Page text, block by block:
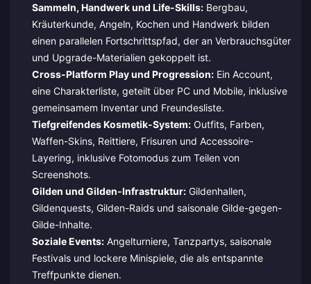
Sammeln, Handwerk und Life-Skills:Bergbau,
Kräuterkunde, Angeln, Kochen und Handwerk bilden
einen parallelen Fortschrittspfad, der an Verbrauchsgüter
und Upgrade-Materialien gekoppelt ist.
Cross-Platform Play und Progression:Ein Account,
eine Charakterliste, geteilt über PC und Mobile, inklusive
gemeinsamem Inventar und Freundesliste.
Tiefgreifendes Kosmetik-System:Outfits, Farben,
Waffen-Skins, Reittiere, Frisuren und Accessoire-
Layering, inklusive Fotomodus zum Teilen von
Screenshots.
Gilden und Gilden-Infrastruktur:Gildenhallen,
Gildenquests, Gilden-Raids und saisonale Gilde-gegen-
Gilde-Inhalte.
Soziale Events:Angelturniere, Tanzpartys, saisonale
Festivals und lockere Minispiele, die als entspannte
Treffpunkte dienen.